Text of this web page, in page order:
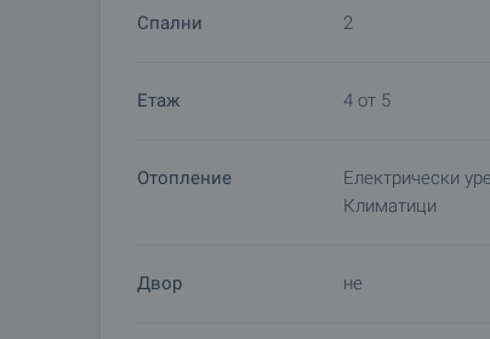
Спални 2
Етаж 4 от 5
Отопление
Електрически
Климатици
Двор не